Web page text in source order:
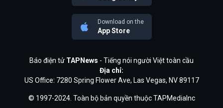
Download on the
App Store
Báo điện tử TAPNews - Tiếng nói người Việt toàn cầu
Địa chỉ:
US Office: 7280 Spring Flower Ave, Las Vegas, NV 89117
© 1997-2024. Toàn bộ bản quyền thuộc TAPMediaInc